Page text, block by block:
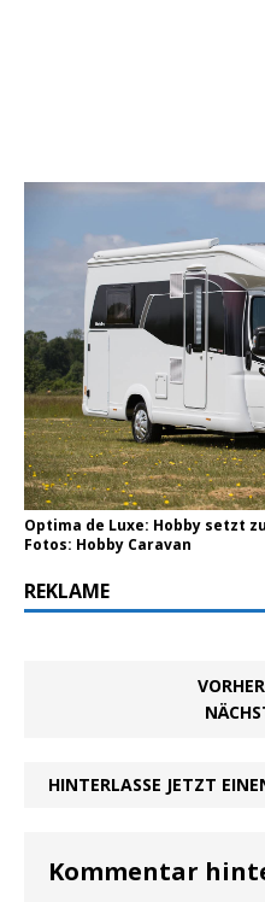
Optima de Luxe: Hobby setzt
Fotos: Hobby Caravan
REKLAME
HINTERLASSE JETZT
Kommentar